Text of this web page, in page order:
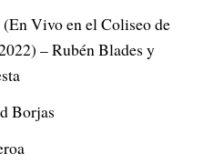
Vivo en el Coliseo de
– Rubén Blades y
Borjas